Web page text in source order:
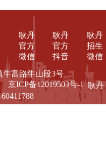
耿丹
招生
微信
耿丹
官方
抖音
耿丹
官方
微信
牛富路牛山段3号
京ICP备12019503号-1耿丹